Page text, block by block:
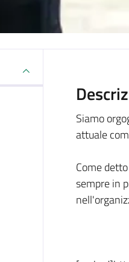
Siamo
attuale
Come
sempre in